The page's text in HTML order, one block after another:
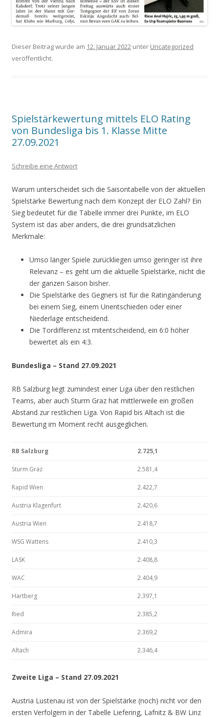
Dieser Beitrag wurde am 12. Januar 2022 unter Uncategorized
veröffentlicht.
Spielstärkewertung mittels ELO Rating
von Bundesliga bis 1. Klasse Mitte
27.09.2021
Schreibe eine Antwort
Warum unterscheidet sich die Saisontabelle von der aktuellen
Spielstärke Bewertung nach dem Konzept der ELO Zahl? Ein
Sieg bedeutet für die Tabelle immer drei Punkte, im ELO
System ist das aber anders, die drei grundsätzlichen
Merkmale:
Umso länger Spiele zurückliegen umso geringer ist ihre
Relevanz – es geht um die aktuelle Spielstärke, nicht die
der ganzen Saison bisher.
Die Spielstärke des Gegners ist für die Ratingänderung
bei einem Sieg, einem Unentschieden oder einer
Niederlage entscheidend.
Die Tordifferenz ist mitentscheidend, ein 6:0 höher
bewertet als ein 4:3.
Bundesliga – Stand 27.09.2021
RB Salzburg liegt zumindest einer Liga über den restlichen
Teams, aber auch Sturm Graz hat mittlerweile ein großen
Abstand zur restlichen Liga. Von Rapid bis Altach ist die
Bewertung im Moment recht ausgeglichen.
RB Salzburg 2.725,1
Sturm Graz 2.581,4
Rapid Wien 2.422,7
Austria Klagenfurt 2.420,6
Austria Wien 2.418,7
WSG Wattens 2.410,3
LASK 2.408,8
WAC 2.404,9
Hartberg 2.397,1
Ried 2.385,2
Admira 2.369,2
Altach 2.346,4
Zweite Liga – Stand 27.09.2021
Austria Lustenau ist von der Spielstärke (noch) nicht vor den
ersten Verfolgern in der Tabelle Liefering, Lafnitz & BW Linz